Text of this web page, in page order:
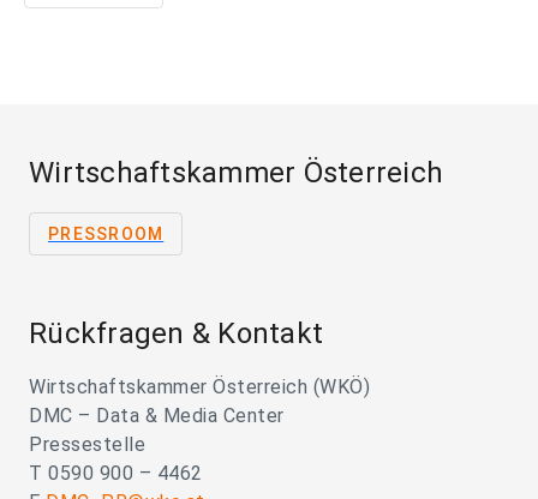
Wirtschaftskammer Österreich
PRESSROOM
Rückfragen & Kontakt
Wirtschaftskammer Österreich (WKÖ)
DMC – Data & Media Center
Pressestelle
T 0590 900 – 4462